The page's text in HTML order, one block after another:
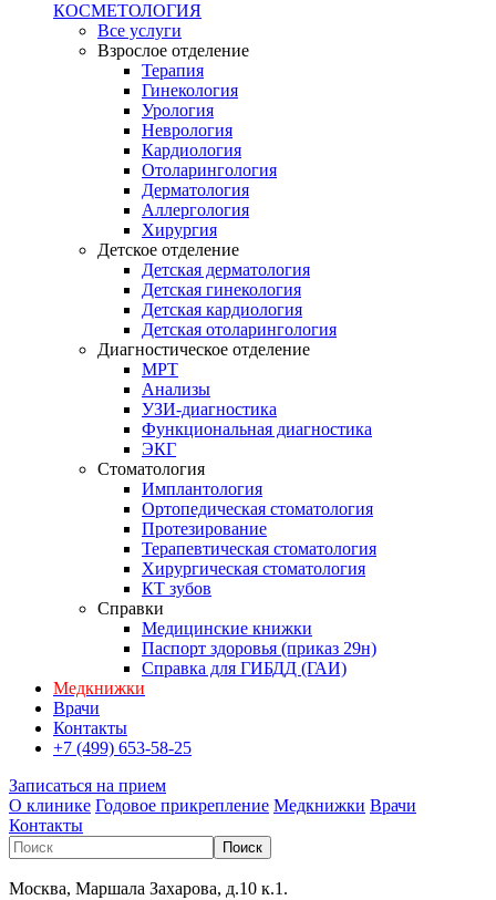
КОСМЕТОЛОГИЯ
Все услуги
Взрослое отделение
Терапия
Гинекология
Урология
Неврология
Кардиология
Отоларингология
Дерматология
Аллергология
Хирургия
Детское отделение
Детская дерматология
Детская гинекология
Детская кардиология
Детская отоларингология
Диагностическое отделение
МРТ
Анализы
УЗИ-диагностика
Функциональная диагностика
ЭКГ
Стоматология
Имплантология
Ортопедическая стоматология
Протезирование
Терапевтическая стоматология
Хирургическая стоматология
КТ зубов
Справки
Медицинские книжки
Паспорт здоровья (приказ 29н)
Справка для ГИБДД (ГАИ)
Медкнижки
Врачи
Контакты
+7 (499) 653-58-25
Записаться на прием
О клинике Годовое прикрепление Медкнижки Врачи
Контакты
Москва, Маршала Захарова, д.10 к.1.